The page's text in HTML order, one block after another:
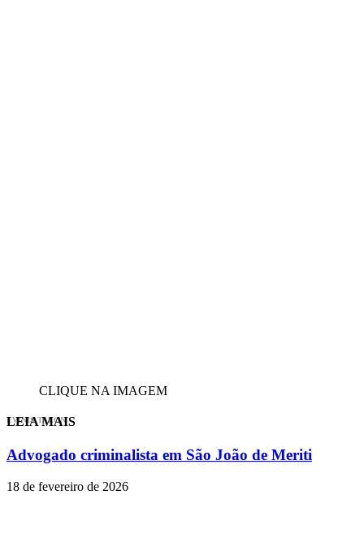
CLIQUE NA IMAGEM
EVINIS TALON
LEIA MAIS
Advogado criminalista em São João de Meriti
18 de fevereiro de 2026